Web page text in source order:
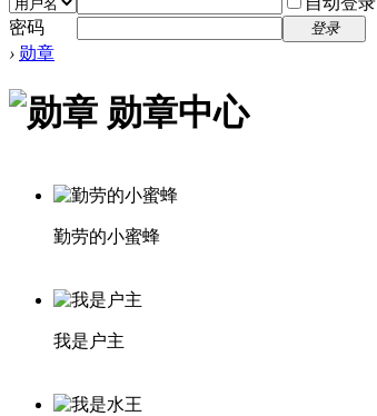
密码
登录
› 勋章
勋章中心
勤劳的小蜜蜂
我是户主